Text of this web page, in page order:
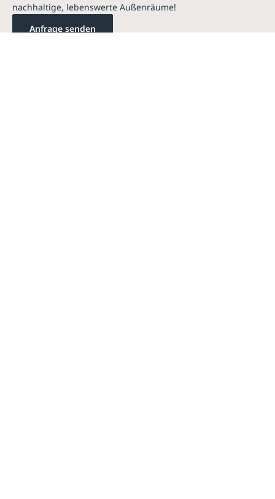
nachhaltige, lebenswerte Außenräume!
Anfrage senden